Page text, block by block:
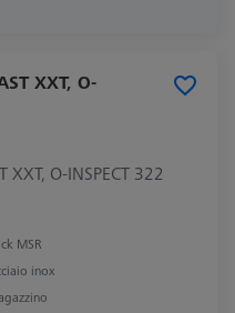
XXT, O-
MSR
inox